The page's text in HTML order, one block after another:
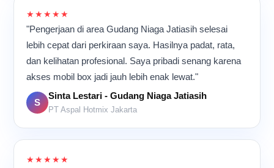
★★★★★
"Pengerjaan di area Gudang Niaga Jatiasih selesai
lebih cepat dari perkiraan saya. Hasilnya padat, rata,
dan kelihatan profesional. Saya pribadi senang karena
akses mobil box jadi jauh lebih enak lewat."
S
Sinta Lestari - Gudang Niaga Jatiasih
PT Aspal Hotmix Jakarta
★★★★★